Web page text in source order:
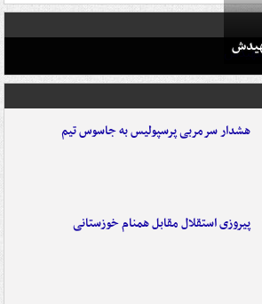
هشدار سرمربی پرسپولیس به جاسوس تیم
پیروزی استقلال مقابل همنام خوزستانی